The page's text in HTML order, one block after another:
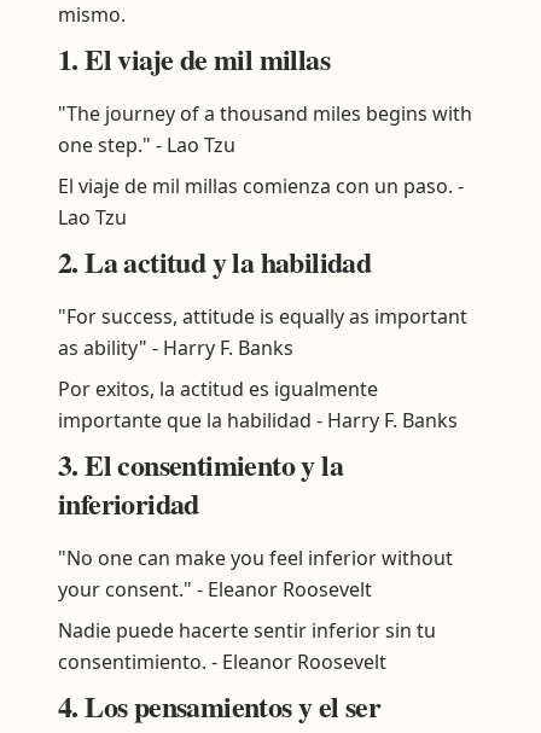
mismo.
1. El viaje de mil millas
"The journey of a thousand miles begins with
one step." - Lao Tzu
El viaje de mil millas comienza con un paso. -
Lao Tzu
2. La actitud y la habilidad
"For success, attitude is equally as important
as ability" - Harry F. Banks
Por exitos, la actitud es igualmente
importante que la habilidad - Harry F. Banks
3. El consentimiento y la
inferioridad
"No one can make you feel inferior without
your consent." - Eleanor Roosevelt
Nadie puede hacerte sentir inferior sin tu
consentimiento. - Eleanor Roosevelt
4. Los pensamientos y el ser